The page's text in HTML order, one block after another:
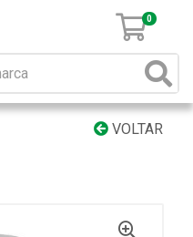
0
VOLTAR